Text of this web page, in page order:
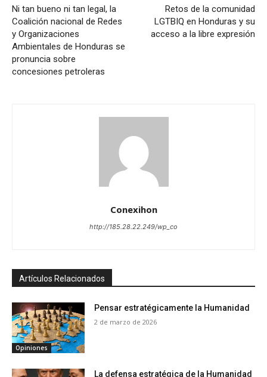
Ni tan bueno ni tan legal, la
Coalición nacional de Redes
y Organizaciones
Ambientales de Honduras se
pronuncia sobre
concesiones petroleras
Retos de la comunidad
LGTBIQ en Honduras y su
acceso a la libre expresión
Conexihon
http://185.28.22.249/wp_co
Artículos Relacionados
Opiniones
Pensar estratégicamente la Humanidad
2 de marzo de 2026
La defensa estratégica de la Humanidad